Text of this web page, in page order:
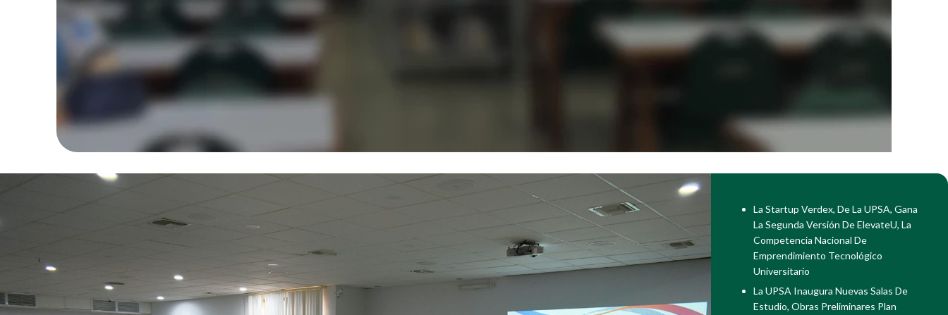
La Startup Verdex, De La UPSA, Gana
La Segunda Versión De ElevateU, La
Competencia Nacional De
Emprendimiento Tecnológico
Universitario
La UPSA Inaugura Nuevas Salas De
Estudio, Obras Preliminares Plan